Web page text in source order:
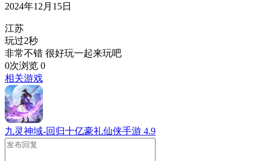
2024年12月15日
江苏
玩过2秒
非常不错 很好玩一起来玩吧
0次浏览 0
相关游戏
九灵神域-回归十亿豪礼仙侠手游 4.9